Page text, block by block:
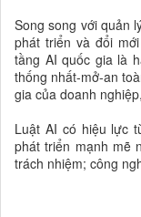
Song song với quản
phát triển và đổi
tầng AI quốc gia là
thống nhất-mở-an
gia của doanh
Luật AI có hiệu lực
phát triển mạnh mẽ
trách nhiệm; công